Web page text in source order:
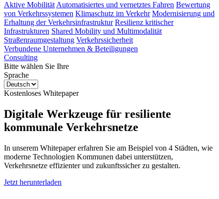
Aktive MobilitätAutomatisiertes und vernetztes Fahren Bewertung
von Verkehrssystemen Klimaschutz im Verkehr Modernisierung und
Erhaltung der Verkehrsinfrastruktur Resilienz kritischer
Infrastrukturen Shared Mobility und Multimodalität
Straßenraumgestaltung Verkehrssicherheit
Verbundene Unternehmen & Beteiligungen
Consulting
Bitte wählen Sie Ihre
Sprache
Kostenloses Whitepaper
Digitale Werkzeuge für resiliente
kommunale Verkehrsnetze
In unserem Whitepaper erfahren Sie am Beispiel von 4 Städten, wie
moderne Technologien Kommunen dabei unterstützen,
Verkehrsnetze effizienter und zukunftssicher zu gestalten.
Jetzt herunterladen